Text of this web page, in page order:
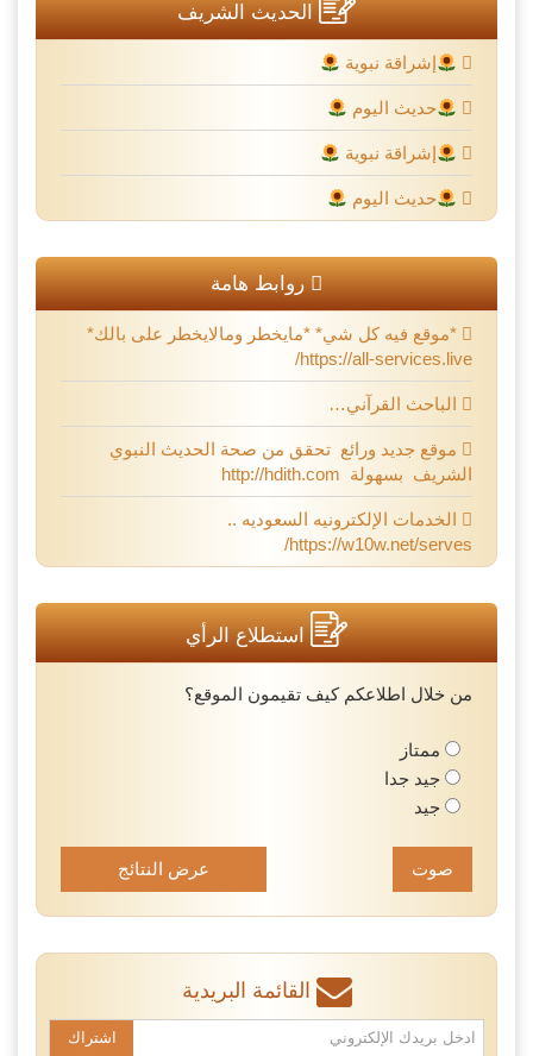
الحديث الشريف
إشراقة نبوية
حديث اليوم
إشراقة نبوية
حديث اليوم
روابط هامة
*موقع فيه كل شي* *مايخطر ومالايخطر على بالك*
https://all-services.live/
الباحث القرآني…
موقع جديد ورائع تحقق من صحة الحديث النبوي
الشريف بسهولة http://hdith.com
الخدمات الإلكترونيه السعوديه ..
https://w10w.net/serves/
استطلاع الرأي
من خلال اطلاعكم كيف تقيمون الموقع؟
ممتاز
جيد جدا
جيد
عرض النتائج
القائمة البريدية